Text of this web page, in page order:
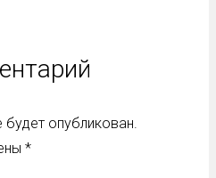
опубликован.
*